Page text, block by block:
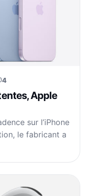
4
Apple
sur l’iPhone
le fabricant a